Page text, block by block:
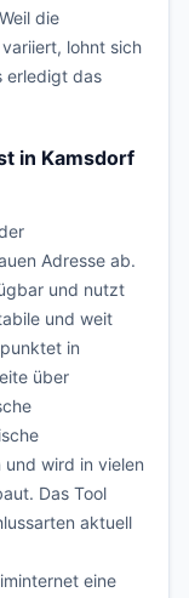
die
lohnt sich
erledigt das
in Kamsdorf
Adresse ab.
und nutzt
und weit
in
über
wird in vielen
Das Tool
aktuell
eine